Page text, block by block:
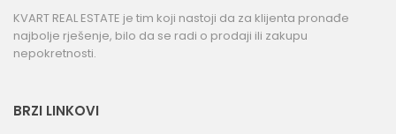
KVART REAL ESTATE je tim koji nastoji da za klijenta pronađe
najbolje rješenje, bilo da se radi o prodaji ili zakupu
nepokretnosti.
BRZI LINKOVI